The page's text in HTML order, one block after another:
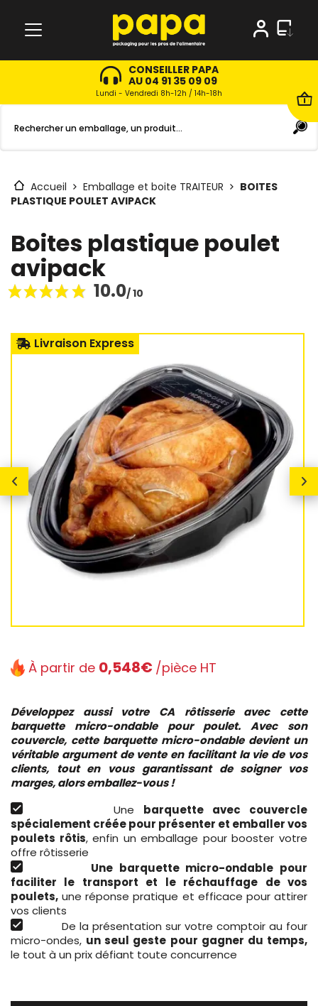
CONSEILLER PAPA
AU 04 91 35 09 09
Lundi - Vendredi 8h-12h / 14h-18h
Accueil Emballage et boite TRAITEUR
BOITES
PLASTIQUE POULET AVIPACK
Boites plastique poulet
avipack
10.0/ 10
Livraison Express
À partir de 0,548€ /pièce HT
Développez aussi votre CA rôtisserie avec cette
barquette micro-ondable pour poulet. Avec son
couvercle, cette barquette micro-ondable devient un
véritable argument de vente en facilitant la vie de vos
clients, tout en vous garantissant de soigner vos
marges, alors emballez-vous !
Une barquette avec couvercle
spécialement créée pour présenter et emballer vos
poulets rôtis, enfin un emballage pour booster votre
offre rôtisserie
Une barquette micro-ondable pour
faciliter le transport et le réchauffage de vos
poulets, une réponse pratique et efficace pour attirer
vos clients
De la présentation sur votre comptoir au four
micro-ondes, un seul geste pour gagner du temps,
le tout à un prix défiant toute concurrence